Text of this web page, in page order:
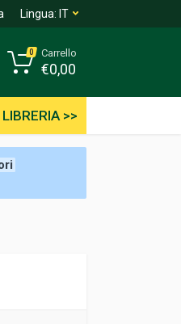
Lingua: IT
>>
0 Carrello
€0,00